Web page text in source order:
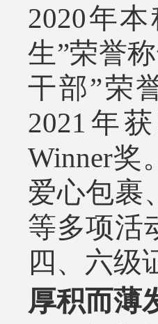
2020年
生”荣誉
干部”荣
2021年
Winner奖。
爱心包裹
等多项活
四、六级
厚积而薄